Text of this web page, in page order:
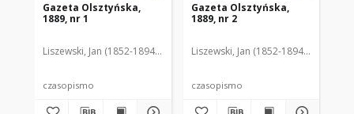
Gazeta Olsztyńska,
1889, nr 1
Liszewski, Jan (1852-1894). Red.
czasopismo
Gazeta Olsztyńska,
1889, nr 2
Liszewski, Jan (1852-1894). Red.
czasopismo